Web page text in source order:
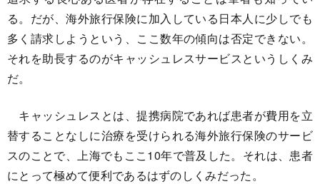
る。だが、海外旅行保険に加入している日本人に少しでも
多く請求しようという、ここ数年の傾向は否定できない。
それを助長するのがキャッシュレスサービスというしくみ
だ。
キャッシュレスとは、提携病院であれば患者が費用を立
替することなしに治療を受けられる海外旅行保険のサービ
スのことで、上海でもここ10年で普及した。それは、患者
にとって極めて便利であるはずのしくみだった。